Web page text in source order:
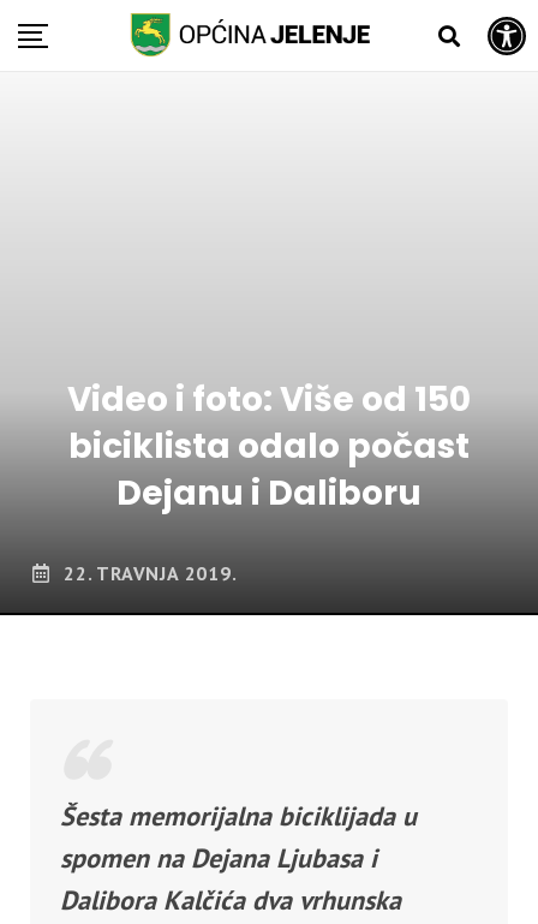
Open toolbar
Skip
Video i foto: Više od 150
biciklista odalo počast
Dejanu i Daliboru
22. TRAVNJA 2019.
Šesta memorijalna biciklijada u
spomen na Dejana Ljubasa i
Dalibora Kalčića dva vrhunska